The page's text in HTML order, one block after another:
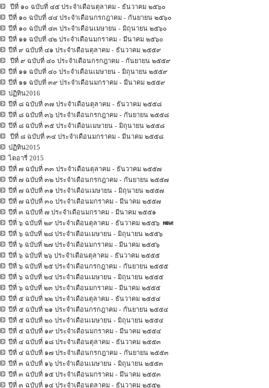
ปีที่ ๑๐ ฉบับที่ ๔๕ ประจำเดือนตุลาคม - ธันวาคม ๒๕๖๐
ปีที่ ๑๐ ฉบับที่ ๔๔ ประจำเดือนกรกฎาคม - กันยายน ๒๕๖๐
ปีที่ ๑๐ ฉบับที่ ๔๓ ประจำเดือนเมษายน - มิถุนายน ๒๕๖๐
ปีที่ ๑๑ ฉบับที่ ๔๒ ประจำเดือนมกราคม - มีนาคม ๒๕๖๐
ปีที่ ๙ ฉบับที่ ๔๑ ประจำเดือนตุลาคม - ธันวาคม ๒๕๕๙
ปีที่ ๙ ฉบับที่ ๔๐ ประจำเดือนกรกฎาคม - กันยายน ๒๕๕๙
ปีที่ ๑๑ ฉบับที่ ๔๐ ประจำเดือนเมษายน - มิถุนายน ๒๕๕๙
ปีที่ ๑๑ ฉบับที่ ๓๙ ประจำเดือนมกราคม - มีนาคม ๒๕๕๙
ปฏิทิน2016
ปีที่ ๘ ฉบับที่ ๓๗ ประจำเดือนตุลาคม - ธันวาคม ๒๕๕๘
ปีที่ ๘ ฉบับที่ ๓๖ ประจำเดือนกรกฎาคม - กันยายน ๒๕๕๘
ปีที่ ๘ ฉบับที่ ๓๕ ประจำเดือนเมษายน - มิถุนายน ๒๕๕๘
ปีที่ ๘ ฉบับที่ ๓๔ ประจำเดือนมกราคม - มีนาคม ๒๕๕๘
ปฏิทิน2015
ไดอารี่ 2015
ปีที่ ๗ ฉบับที่ ๓๓ ประจำเดือนตุลาคม - ธันวาคม ๒๕๕๗
ปีที่ ๗ ฉบับที่ ๓๒ ประจำเดือนกรกฎาคม - กันยายน ๒๕๕๗
ปีที่ ๗ ฉบับที่ ๓๑ ประจำเดือนเมษายน - มิถุนายน ๒๕๕๗
ปีที่ ๗ ฉบับที่ ๓๐ ประจำเดือนมกราคม - มีนาคม ๒๕๕๗
ปีที่ ๓ ฉบับที่ ๗ ประจำเดือนมกราคม - มีนาคม ๒๕๕๑
ปีที่ ๖ ฉบับที่ ๒๙ ประจำเดือนตุลาคม - ธันวาคม ๒๕๕๖
ปีที่ ๖ ฉบับที่ ๒๘ ประจำเดือนเมษายน - มิถุนายน ๒๕๕๖
ปีที่ ๖ ฉบับที่ ๒๗ ประจำเดือนมกราคม - มีนาคม ๒๕๕๖
ปีที่ ๖ ฉบับที่ ๒๖ ประจำเดือนตุลาคม - ธันวาคม ๒๕๕๕
ปีที่ ๖ ฉบับที่ ๒๕ ประจำเดือนกรกฎาคม - กันยายน ๒๕๕๕
ปีที่ ๖ ฉบับที่ ๒๔ ประจำเดือนเมษายน - มิถุนายน ๒๕๕๕
ปีที่ ๖ ฉบับที่ ๒๓ ประจำเดือนมกราคม - มีนาคม ๒๕๕๕
ปีที่ ๕ ฉบับที่ ๒๒ ประจำเดือนตุลาคม - ธันวาคม ๒๕๕๔
ปีที่ ๕ ฉบับที่ ๒๑ ประจำเดือนกรกฎาคม - กันยายน ๒๕๕๔
ปีที่ ๕ ฉบับที่ ๒๐ ประจำเดือนเมษายน - มิถุนายน ๒๕๕๔
ปีที่ ๕ ฉบับที่ ๑๙ ประจำเดือนมกราคม - มีนาคม ๒๕๕๔
ปีที่ ๔ ฉบับที่ ๑๘ ประจำเดือนตุลาคม - ธันวาคม ๒๕๕๓
ปีที่ ๔ ฉบับที่ ๑๗ ประจำเดือนกรกฎาคม - กันยายน ๒๕๕๓
ปีที่ ๓ ฉบับที่ ๑๖ ประจำเดือนเมษายน - มิถุนายน ๒๕๕๓
ปีที่ ๓ ฉบับที่ ๑๕ ประจำเดือนมกราคม - มึนาคม ๒๕๕๓
ปีที่ ๓ ฉบับที่ ๑๔ ประจำเดือนตุลาคม - ธันวาคม ๒๕๕๒